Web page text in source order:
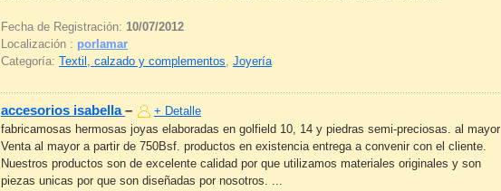
Fecha de Registración: 10/07/2012
Localización : porlamar
Categoría: Textil, calzado y complementos, Joyería
accesorios isabella–
+ Detalle
fabricamosas hermosas joyas elaboradas en golfield 10, 14 y piedras semi-preciosas. al mayor
Venta al mayor a partir de 750Bsf. productos en existencia entrega a convenir con el cliente.
Nuestros productos son de excelente calidad por que utilizamos materiales originales y son
piezas unicas por que son diseñadas por nosotros. ...